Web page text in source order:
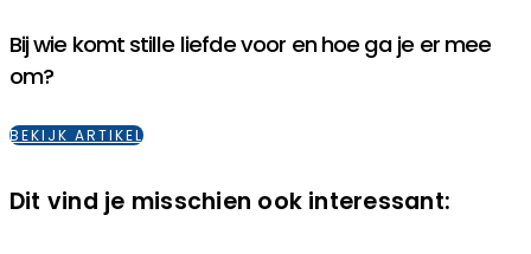
Bij wie komt stille liefde voor en hoe ga je er mee
om?
BEKIJK ARTIKEL
Dit vind je misschien ook interessant: